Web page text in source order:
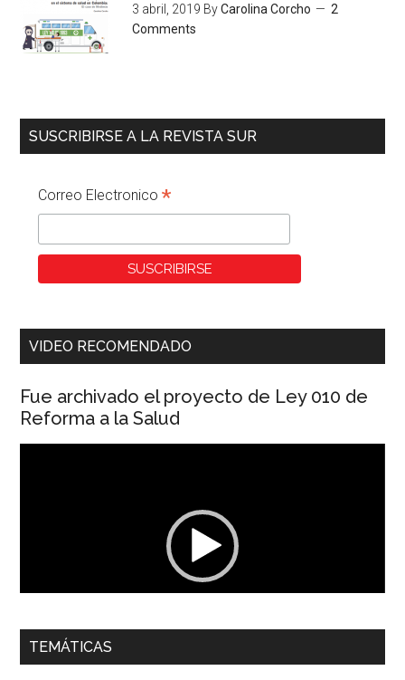
3 abril, 2019 ByCarolina Corcho
2
Comments
SUSCRIBIRSE A LA REVISTA SUR
Correo Electronico*
VIDEO RECOMENDADO
Fue archivado el proyecto de Ley 010 de
Reforma a la Salud
00:00 01:04
Dra. Carolina Corcho Mejía,Presidenta Corporación
TEMÁTICAS